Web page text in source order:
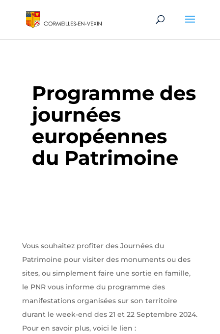
Programme des
journées
européennes
du Patrimoine
Vous souhaitez profiter des Journées du
Patrimoine pour visiter des monuments ou des
sites, ou simplement faire une sortie en famille,
le PNR vous informe du programme des
manifestations organisées sur son territoire
durant le week-end des 21 et 22 Septembre 2024.
Pour en savoir plus, voici le lien :